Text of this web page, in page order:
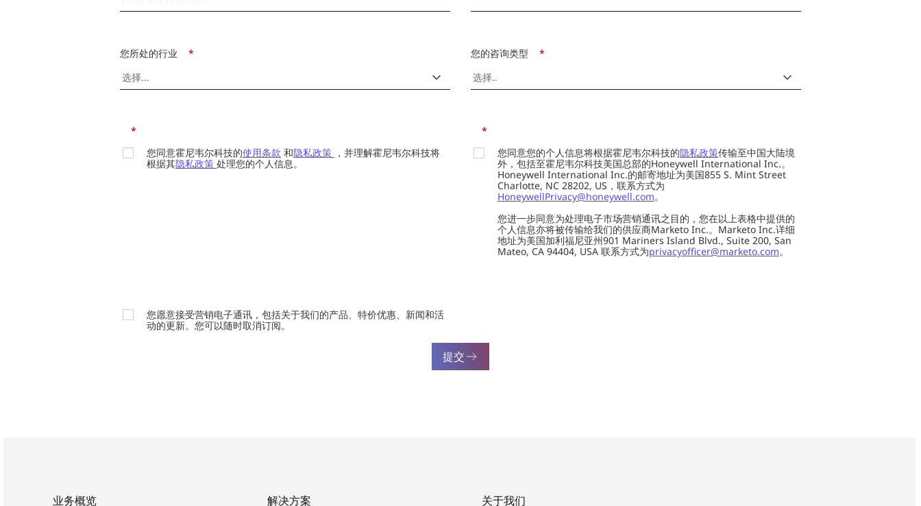
*
您所处的行业 *
您的咨询类型
*
您同意霍尼韦尔科技的使用条款 和隐私政策 ，并理解霍尼韦尔科技将
根据其隐私政策 处理您的个人信息。
*
您同意您的个人信息将根据霍尼韦尔科技的隐私政策传输至中国大陆境
外，包括至霍尼韦尔科技美国总部的Honeywell International Inc.。
Honeywell International Inc.的邮寄地址为美国855 S. Mint Street
Charlotte, NC 28202, US，联系方式为
HoneywellPrivacy@honeywell.com。
您进一步同意为处理电子市场营销通讯之目的，您在以上表格中提供的
个人信息亦将被传输给我们的供应商Marketo Inc.。Marketo Inc.详细
地址为美国加利福尼亚州901 Mariners Island Blvd., Suite 200, San
Mateo, CA 94404, USA 联系方式为privacyofficer@marketo.com。
您愿意接受营销电子通讯，包括关于我们的产品、特价优惠、新闻和活
动的更新。您可以随时取消订阅。
提交
业务概览
解决方案
关于我们